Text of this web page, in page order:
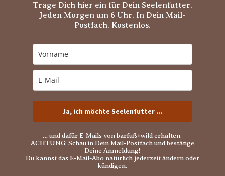
Trage Dich hier ein für Dein Seelenfutter.
Jeden Morgen um 6 Uhr. In Dein Mail-
Postfach. Kostenlos.
Ja, ich möchte Seelenfutter ...
… und dafür E-Mails von barfuß+wild erhalten.
ACHTUNG: Schau in Dein Mail-Postfach und bestätige
Deine Anmeldung!
Du kannst das E-Mail-Abo natürlich jederzeit ändern oder
kündigen.